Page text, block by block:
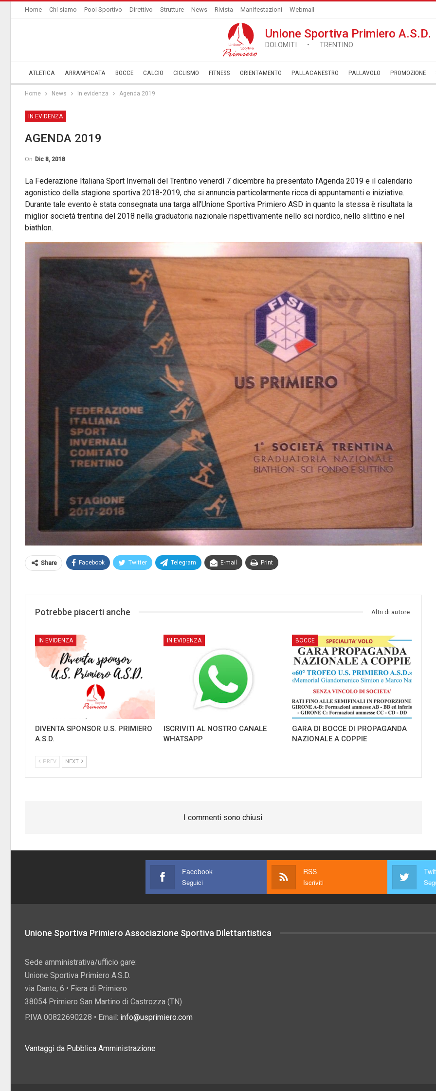
Home Chi siamo Pool Sportivo Direttivo Strutture News Rivista Manifestazioni Webmail
Unione Sportiva Primiero A.S.D.
DOLOMITI • TRENTINO
ATLETICA ARRAMPICATA BOCCE CALCIO CICLISMO FITNESS ORIENTAMENTO PALLACANESTRO PALLAVOLO ­PROMOZIONE
Home News In evidenza Agenda 2019
IN EVIDENZA
AGENDA 2019
On Dic 8, 2018
La Federazione Italiana Sport Invernali del Trentino venerdì 7 dicembre ha presentato l’Agenda 2019 e il calendario
agonistico della stagione sportiva 2018-2019, che si annuncia particolarmente ricca di appuntamenti e iniziative.
Durante tale evento è stata consegnata una targa all’Unione Sportiva Primiero ASD in quanto la stessa è risultata la
miglior società trentina del 2018 nella graduatoria nazionale rispettivamente nello sci nordico, nello slittino e nel
biathlon.
Share Facebook Twitter Telegram E-mail Print
Potrebbe piacerti anche Altri di autore
IN EVIDENZA
DIVENTA SPONSOR U.S. PRIMIERO
A.S.D.
IN EVIDENZA
ISCRIVITI AL NOSTRO CANALE
WHATSAPP
BOCCE
GARA DI BOCCE DI PROPAGANDA
NAZIONALE A COPPIE
PREV NEXT
I commenti sono chiusi.
Facebook
Seguici
RSS
Iscriviti
Unione Sportiva Primiero Associazione Sportiva Dilettantistica
Sede amministrativa/ufficio gare:
Unione Sportiva Primiero A.S.D.
via Dante, 6 • Fiera di Primiero
38054 Primiero San Martino di Castrozza (TN)
P.IVA 00822690228 • Email: info@usprimiero.com
Vantaggi da Pubblica Amministrazione